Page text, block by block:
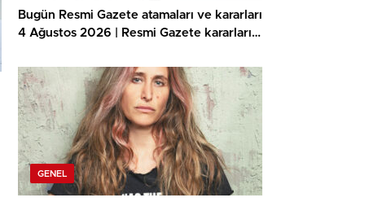
Bugün Resmi Gazete atamaları ve kararları
4 Ağustos 2026 | Resmi Gazete kararları
Güvenlik Akademisi akademik işçi alımı
duyurusu yayınlandı!
GENEL